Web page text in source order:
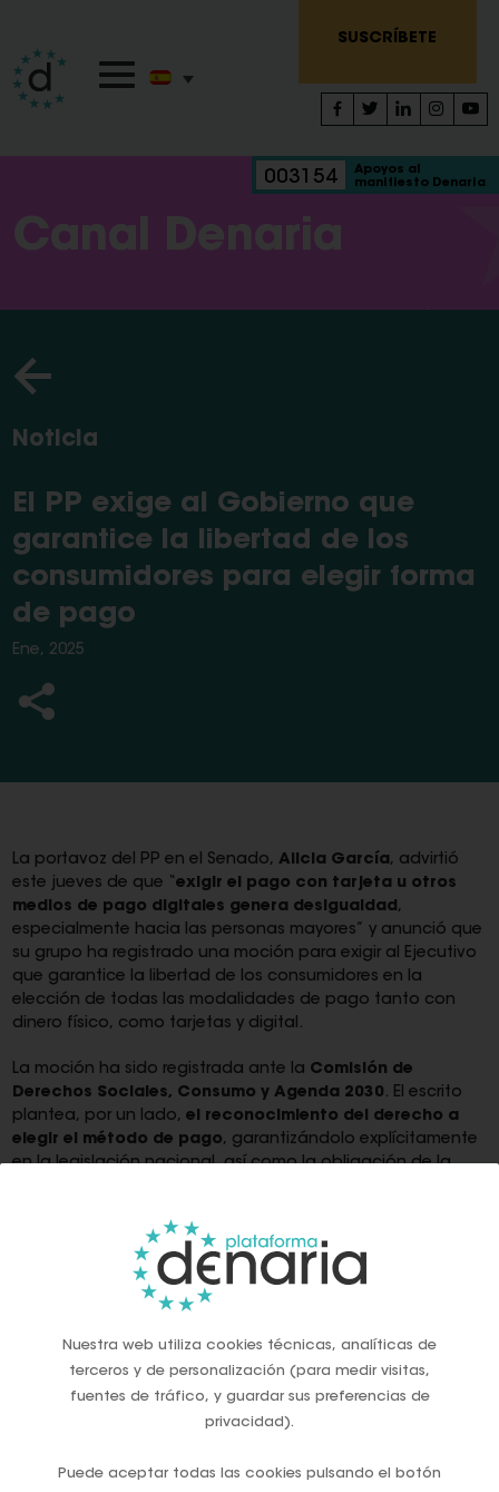
SUSCRÍBETE
003154
Apoyos al
manifiesto Denaria
Canal Denaria
Noticia
El PP exige al Gobierno que
garantice la libertad de los
consumidores para elegir forma
de pago
Ene, 2025
La portavoz del PP en el Senado, Alicia García, advirtió
este jueves de que “ exigir el pago con tarjeta u otros
medios de pago digitales genera desigualdad,
especialmente hacia las personas mayores” y anunció que
su grupo ha registrado una moción para exigir al Ejecutivo
que garantice la libertad de los consumidores en la
elección de todas las modalidades de pago tanto con
dinero físico, como tarjetas y digital.
La moción ha sido registrada ante la Comisión de
Derechos Sociales, Consumo y Agenda 2030 . El escrito
plantea, por un lado, el reconocimiento del derecho a
elegir el método de pago, garantizándolo explícitamente
en la legislación nacional, así como la obligación de la
“Desde el PP en el Senado defendemos la protección de
los consumidores y es evidente que exigir el pago con
tarjeta u otros medios de pago digitales genera
hacia a aquellos que residen en zonas rurales, por el difícil
acceso a la conectividad”, afirmó la dirigente popular tras
mantener un encuentro de trabajo con el presidente de la
Plataforma Denaria, Javier Rupérez, y representantes de
Nuestra web utiliza cookies técnicas, analíticas de
terceros y de personalización (para medir visitas,
fuentes de tráfico, y guardar sus preferencias de
privacidad).
Puede aceptar todas las cookies pulsando el botón